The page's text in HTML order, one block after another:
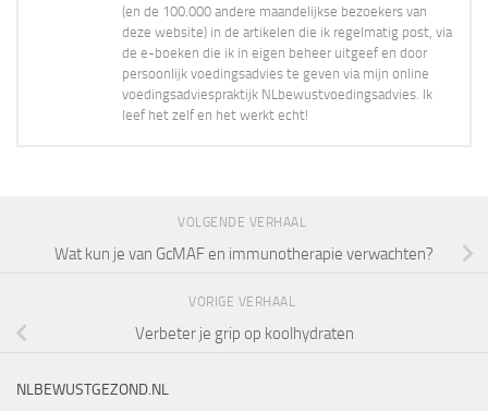
(en de 100.000 andere maandelijkse bezoekers van
deze website) in de artikelen die ik regelmatig post, via
de e-boeken die ik in eigen beheer uitgeef en door
persoonlijk voedingsadvies te geven via mijn online
voedingsadviespraktijk NLbewustvoedingsadvies. Ik
leef het zelf en het werkt echt!
VOLGENDE VERHAAL
Wat kun je van GcMAF en immunotherapie verwachten?
VORIGE VERHAAL
Verbeter je grip op koolhydraten
NLBEWUSTGEZOND.NL